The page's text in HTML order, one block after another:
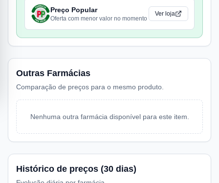
Preço Popular
Oferta com menor valor no momento
Ver loja
Outras Farmácias
Comparação de preços para o mesmo produto.
Nenhuma outra farmácia disponível para este item.
Histórico de preços (30 dias)